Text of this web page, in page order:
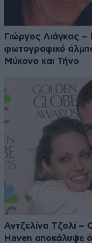
Γιώργος Λιάγκας
φωτογραφικό
Μύκονο και Τήνο
Αντζελίνα Τζολί
Haven αποκάλυψε